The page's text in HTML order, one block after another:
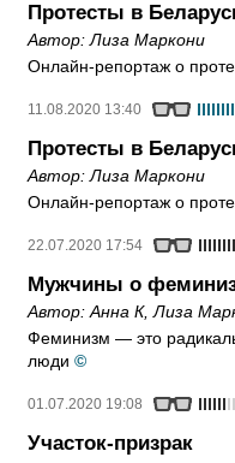
Протесты в
Автор: Лиза Маркони
Онлайн-репортаж о
11.08.2020 13:40
Протесты в
Автор: Лиза Маркони
Онлайн-репортаж о
22.07.2020 17:54
Мужчины о
Автор: Анна К, Лиза
Феминизм — это
люди ©
01.07.2020 19:08
Участок-призрак